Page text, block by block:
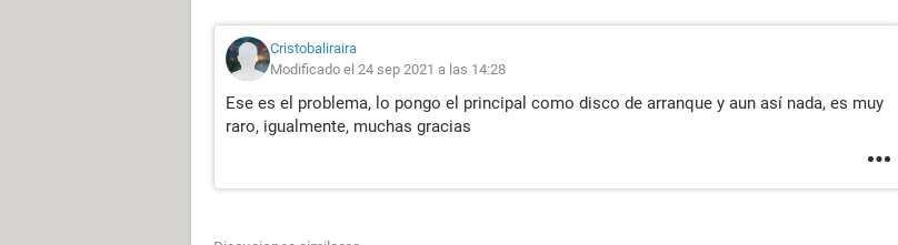
Cristobaliraira
Modificado el 24 sep 2021 a las 14:28
Ese es el problema, lo pongo el principal como disco de arranque y aun así nada, es muy
raro, igualmente, muchas gracias